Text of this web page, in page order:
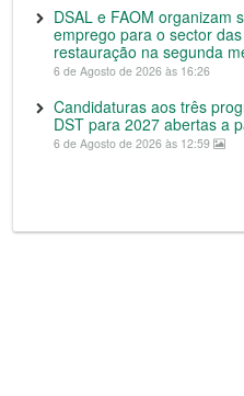
DSAL e FAOM organizam
emprego para o sector
restauração na segunda
6 de Agosto de 2026 às 16:26
Candidaturas aos três
DST para 2027 abertas a
6 de Agosto de 2026 às 12:59